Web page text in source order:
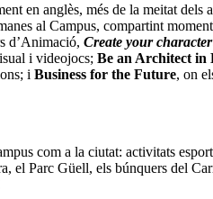
en anglès, més de la meitat
al Campus, compartint
d’Animació, Create your
i videojocs; Be an Architect in
i Business for the Future, on
com a la ciutat: activitats
el Parc Güell, els búnquers del